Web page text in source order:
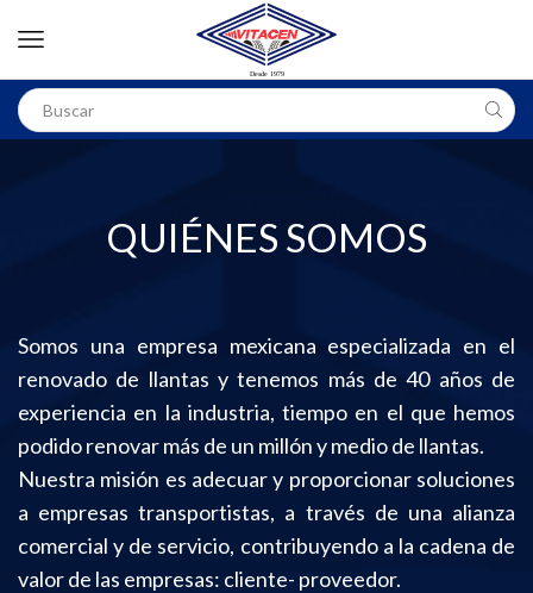
QUIÉNES SOMOS
Somos una empresa mexicana especializada en el
renovado de llantas y tenemos más de 40 años de
experiencia en la industria, tiempo en el que hemos
podido renovar más de un millón y medio de llantas.
Nuestra misión es adecuar y proporcionar soluciones
a empresas transportistas, a través de una alianza
comercial y de servicio, contribuyendo a la cadena de
valor de las empresas: cliente- proveedor.